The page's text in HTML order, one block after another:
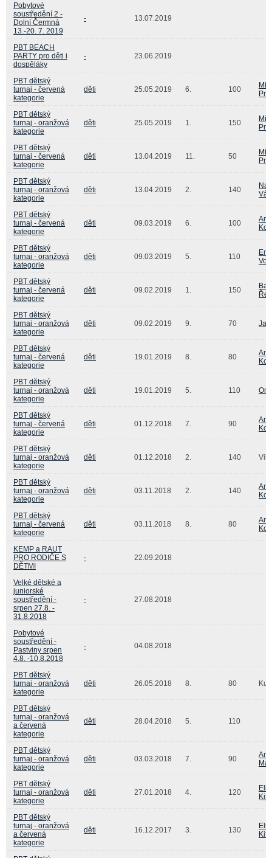
Pobytové
soustředění 2 -
Dolní Čermná
13.-20. 7. 2019
- 13.07.2019
PBT BEACH
PARTY pro děti i
dospěláky
- 23.06.2019
PBT dětský
turnaj - červená
kategorie
děti 25.05.2019 6. 100
PBT dětský
turnaj - oranžová
kategorie
děti 25.05.2019 1. 150
PBT dětský
turnaj - červená
kategorie
děti 13.04.2019 11. 50
PBT dětský
turnaj - oranžová
kategorie
děti 13.04.2019 2. 140
PBT dětský
turnaj - červená
kategorie
děti 09.03.2019 6. 100
PBT dětský
turnaj - oranžová
kategorie
děti 09.03.2019 5. 110
PBT dětský
turnaj - červená
kategorie
děti 09.02.2019 1. 150
PBT dětský
turnaj - oranžová
kategorie
děti 09.02.2019 9. 70
PBT dětský
turnaj - červená
kategorie
děti 19.01.2019 8. 80
PBT dětský
turnaj - oranžová
kategorie
děti 19.01.2019 5. 110
PBT dětský
turnaj - červená
kategorie
děti 01.12.2018 7. 90
PBT dětský
turnaj - oranžová
kategorie
děti 01.12.2018 2. 140 Viki
PBT dětský
turnaj - oranžová
kategorie
děti 03.11.2018 2. 140
PBT dětský
turnaj - červená
kategorie
děti 03.11.2018 8. 80
KEMP a RAUT
PRO RODIČE S
DĚTMI
- 22.09.2018
Velké dětské a
juniorské
soustředění -
srpen 27.8. -
31.8.2018
- 27.08.2018
Pobytové
soustředění -
Pastviny srpen
4.8. -10.8.2018
- 04.08.2018
PBT dětský
turnaj - oranžová
kategorie
děti 26.05.2018 8. 80
PBT dětský
turnaj - oranžová
a červená
kategorie
děti 28.04.2018 5. 110
PBT dětský
turnaj - oranžová
kategorie
děti 03.03.2018 7. 90
PBT dětský
turnaj - oranžová
kategorie
děti 27.01.2018 4. 120
PBT dětský
turnaj - oranžová
a červená
kategorie
děti 16.12.2017 3. 130